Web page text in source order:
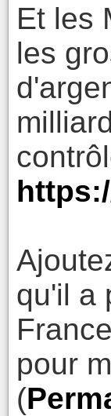
Et les
les
qu'il a
pour
(